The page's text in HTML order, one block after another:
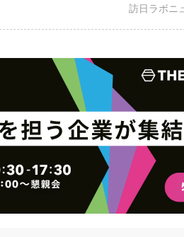
ブ
ッ
ー
ク
に
追
加
記
事
を
購
す
る
訪日ラボニ